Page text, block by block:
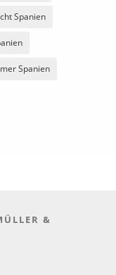
Spanien
Spanien
&